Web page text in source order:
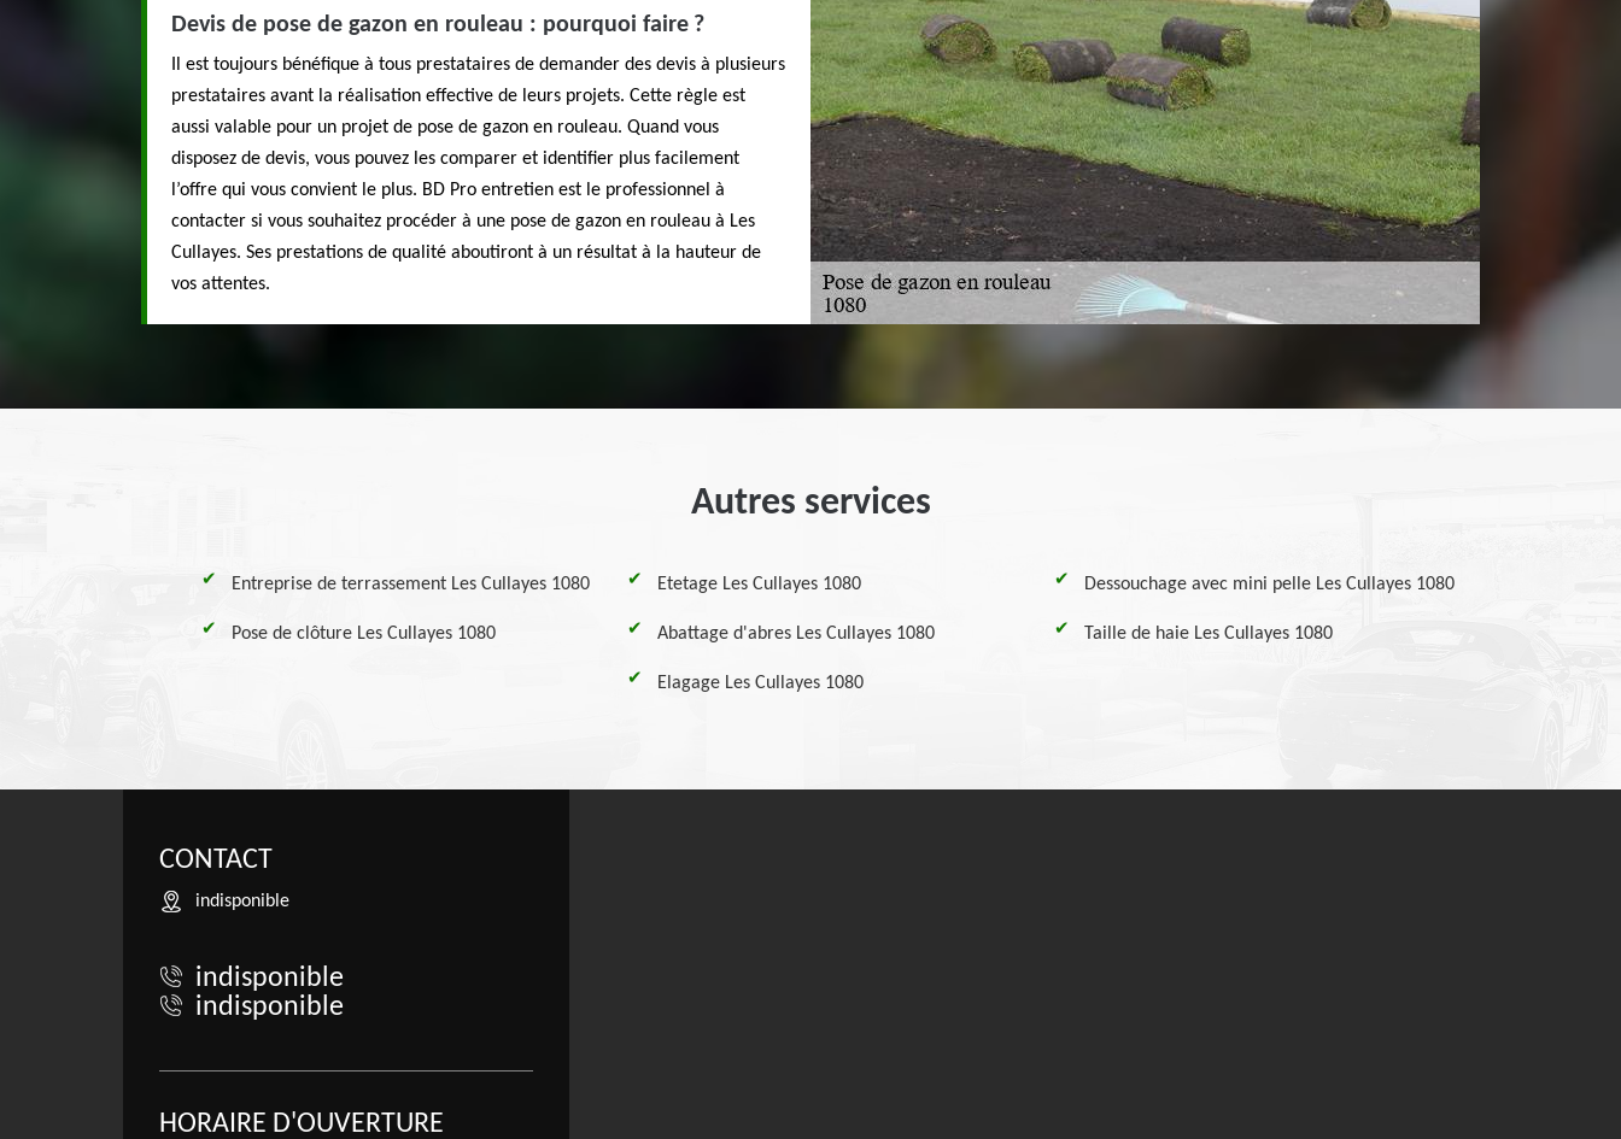
Devis de pose de gazon en rouleau : pourquoi faire ?
Il est toujours bénéfique à tous prestataires de demander des devis à plusieurs
prestataires avant la réalisation effective de leurs projets. Cette règle est
aussi valable pour un projet de pose de gazon en rouleau. Quand vous
disposez de devis, vous pouvez les comparer et identifier plus facilement
l’offre qui vous convient le plus. BD Pro entretien est le professionnel à
contacter si vous souhaitez procéder à une pose de gazon en rouleau à Les
Cullayes. Ses prestations de qualité aboutiront à un résultat à la hauteur de
vos attentes.
Autres services
Entreprise de terrassement Les Cullayes 1080 Etetage Les Cullayes 1080 Dessouchage avec mini pelle Les Cullayes 1080
Pose de clôture Les Cullayes 1080 Abattage d'abres Les Cullayes 1080 Taille de haie Les Cullayes 1080
Elagage Les Cullayes 1080
CONTACT
indisponible
indisponible
indisponible
HORAIRE D'OUVERTURE